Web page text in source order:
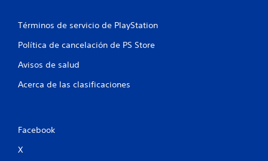
Términos de servicio de PlayStation
Política de cancelación de PS Store
Avisos de salud
Acerca de las clasificaciones
Facebook
X